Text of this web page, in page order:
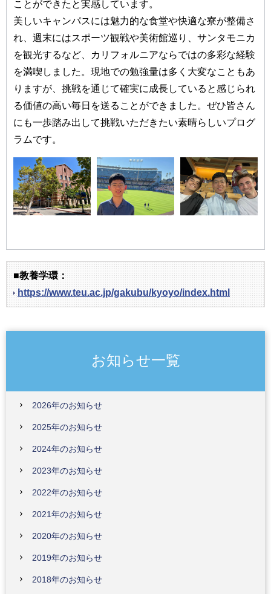
ことができたと実感しています。
美しいキャンパスには魅力的な食堂や快適な寮が整備さ
れ、週末にはスポーツ観戦や美術館巡り、サンタモニカ
を観光するなど、カリフォルニアならではの多彩な経験
を満喫しました。現地での勉強量は多く大変なこともあ
りますが、挑戦を通じて確実に成長していると感じられ
る価値の高い毎日を送ることができました。ぜひ皆さん
にも一歩踏み出して挑戦いただきたい素晴らしいプログ
ラムです。
■教養学環：
https://www.teu.ac.jp/gakubu/kyoyo/index.html
お知らせ一覧
2026年のお知らせ
2025年のお知らせ
2024年のお知らせ
2023年のお知らせ
2022年のお知らせ
2021年のお知らせ
2020年のお知らせ
2019年のお知らせ
2018年のお知らせ